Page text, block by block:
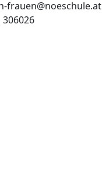
frauen@noeschule.at
306026